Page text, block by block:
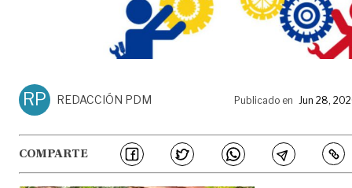
RP REDACCIÓN PDM Publicado en Jun 28,
COMPARTE